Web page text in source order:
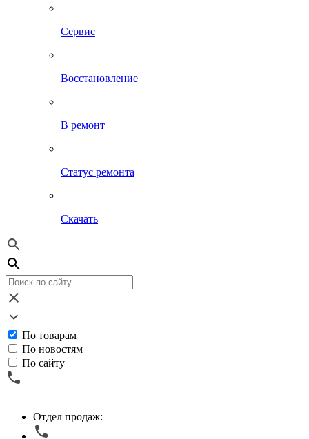
Сервис
Восстановление
В ремонт
Статус ремонта
Скачать
По товарам
По новостям
По сайту
Отдел продаж: